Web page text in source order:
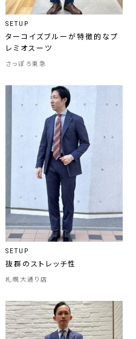
SETUP
ターコイズブルーが特徴的なプ
レミオスーツ
さっぽろ東急
SETUP
抜群のストレッチ性
札幌大通り店